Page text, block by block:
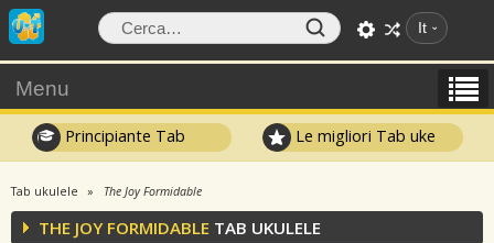
It
Menu
Principiante Tab Le migliori Tab uke
Tab ukulele The Joy Formidable
THE JOY FORMIDABLE TAB UKULELE